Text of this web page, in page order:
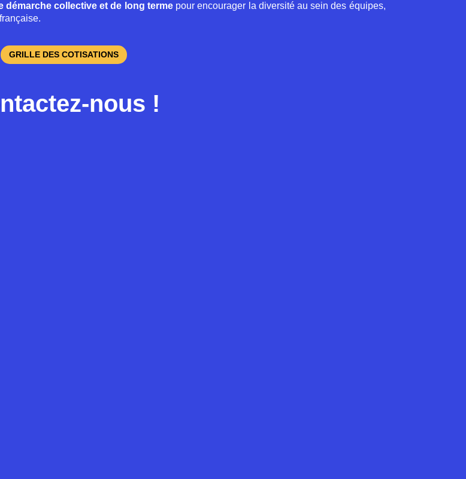
démarche collective et de long termepour encourager la diversité au sein des équipes,
GRILLE DES COTISATIONS
nous !